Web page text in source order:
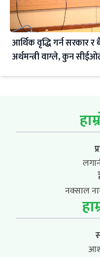
आर्थिक वृद्धि गर्न सरकार
अर्थमन्त्री वाग्ले, कुन
नक्साल